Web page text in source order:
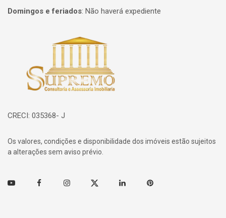
Domingos e feriados: Não haverá expediente
Página inicial
CRECI: 035368- J
Os valores, condições e disponibilidade dos imóveis estão sujeitos
a alterações sem aviso prévio.
Youtube FacebookInstagramTwitter Linkedin Pinterest